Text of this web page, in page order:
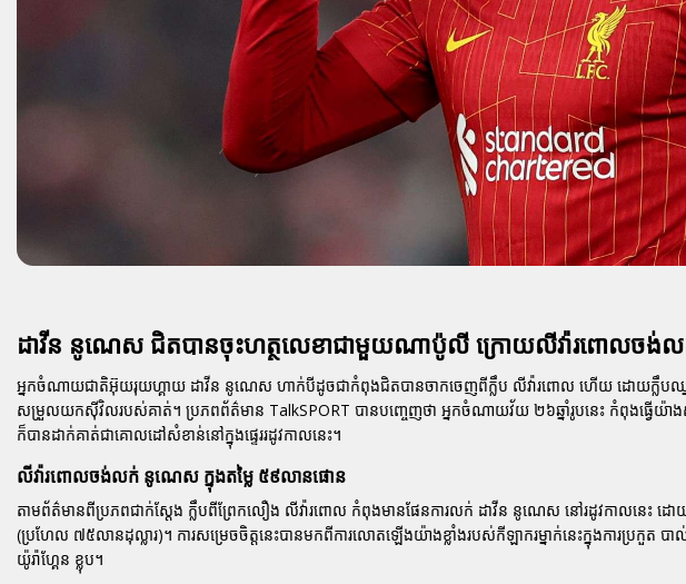
ដាវីន នូណេស ជិតបានចុះហត្ថលេខាជាមួយណាប៉ូលី ក្រោយលីវ៉ារពោលចង់
អ្នកចំណាយជាតិអ៊ុយរុយហ្គាយ ដាវីន នូណេស ហាក់បីដូចជាកំពុងជិតបានចាកចេញពីក្លឹប លីវ៉ារពោល ហើយ ដោយក្លឹបឈ្
សម្រួលយកស៊ីវិលរបស់គាត់។ ប្រភពព័ត៌មាន TalkSPORT បានបញ្ចេញថា អ្នកចំណាយវ័យ ២៦ឆ្នាំរូបនេះ កំពុងធ្វើយ៉ាង
ក៏បានដាក់គាត់ជាគោលដៅសំខាន់នៅក្នុងផ្ទេររដូវកាលនេះ។
លីវ៉ារពោលចង់លក់ នូណេស ក្នុងតម្លៃ ៥៩លានផោន
តាមព័ត៌មានពីប្រភពជាក់ស្តែង ក្លឹបពីព្រែកលឿង លីវ៉ារពោល កំពុងមានផែនការលក់ ដាវីន នូណេស នៅរដូវកាលនេះ ដ
(ប្រហែល ៧៥លានដុល្លារ)។ ការសម្រេចចិត្តនេះបានមកពីការលោតឡើងយ៉ាងខ្លាំងរបស់កីឡាករម្នាក់នេះក្នុងការប្រកួត បា
យ៉ូរ៉ាហ្គែន ខ្លុប។